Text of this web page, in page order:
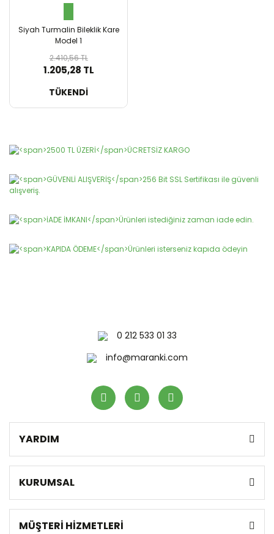
Siyah Turmalin Bileklik Kare
Model 1
2.410,56 TL
1.205,28 TL
TÜKENDİ
SEPETE EKLE
0 212 533 01 33
info@maranki.com
YARDIM
KURUMSAL
MÜŞTERİ HİZMETLERİ